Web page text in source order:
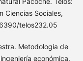
Ciencias Sociales,
telos232.05
Metodología de
económica.